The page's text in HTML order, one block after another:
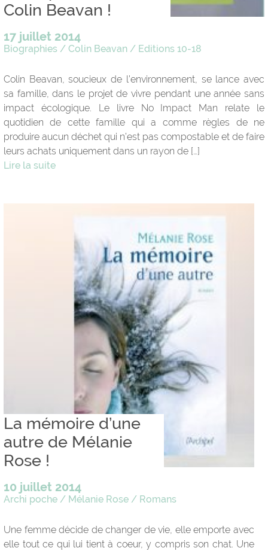
Colin Beavan !
17 juillet 2014
Biographies / Colin Beavan / Editions 10-18
Colin Beavan, soucieux de l’environnement, se lance avec
sa famille, dans le projet de vivre pendant une année sans
impact écologique. Le livre No Impact Man relate le
quotidien de cette famille qui a comme règles de ne
produire aucun déchet qui n’est pas compostable et de faire
leurs achats uniquement dans un rayon de […]
Lire la suite
La mémoire d’une
autre de Mélanie
Rose !
10 juillet 2014
Archi poche / Mélanie Rose / Romans
Une femme décide de changer de vie, elle emporte avec
elle tout ce qui lui tient à coeur, y compris son chat. Une